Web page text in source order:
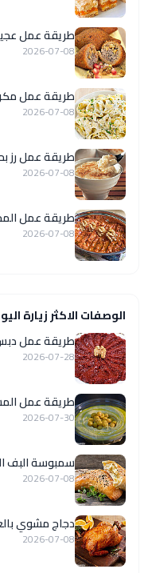
طريقة عمل
2026-07-08
طريقة عمل
2026-07-08
طريقة عمل رز
2026-07-08
طريقة عمل
2026-07-08
الوصفات الاكثر زيارة
طريقة عمل دبس
2026-07-28
‏طريقة عمل
2026-07-30
سمبوسة البف
2026-07-08
دجاج مشوي
2026-07-08